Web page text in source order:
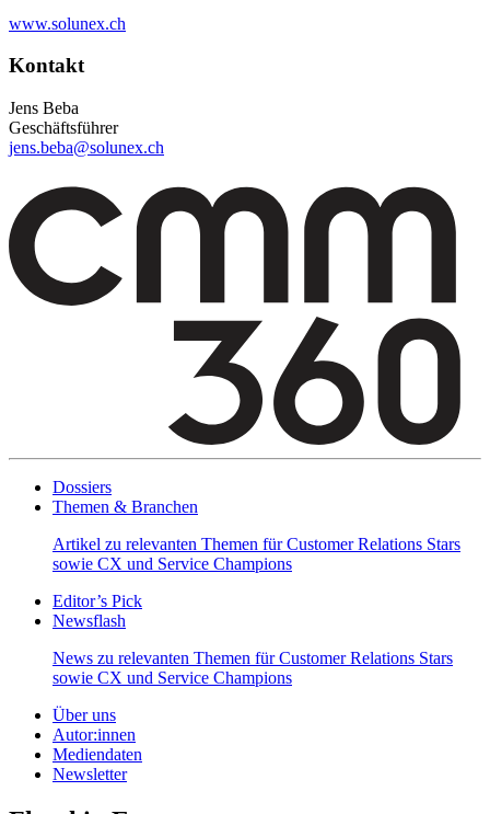
www.solunex.ch
Kontakt
Jens Beba
Geschäftsführer
jens.beba@solunex.ch
Dossiers
Themen & Branchen
Artikel zu relevanten Themen für Customer Relations Stars
sowie CX und Service Champions
Editor’s Pick
Newsflash
News zu relevanten Themen für Customer Relations Stars
sowie CX und Service Champions
Über uns
Autor:innen
Mediendaten
Newsletter